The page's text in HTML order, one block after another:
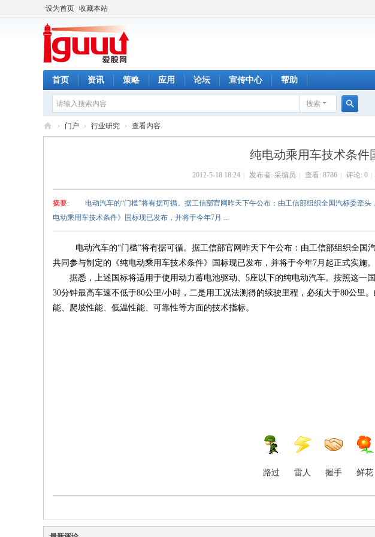
设为首页 收藏本站
首页 资讯 策略 应用 论坛 宣传中心 帮助
搜索
索
› 门户 › 行业研究 › 查看内容
纯电动乘用车技术条件
2012-5-18 18:24 发布者: 采编员 查看: 8786 评论: 0
摘要: 电动汽车的“门槛”将有据可循。据工信部官网昨天下午公布：由工信部组织全国汽标委牵头
电动乘用车技术条件》国标现已发布，并将于今年7月 ...
电动汽车的“门槛”将有据可循。据工信部官网昨天下午公布：由工信部组织全国
共同参与制定的《纯电动乘用车技术条件》国标现已发布，并将于今年7月起正式实施。
据悉，上述国标将适用于使用动力蓄电池驱动、5座以下的纯电动汽车。按照这一国
30分钟最高车速不低于80公里/小时，二是用工况法测得的续驶里程，必须大于80公里
能、爬坡性能、低温性能、可靠性等方面的技术指标。
路过 雷人 握手 鲜花